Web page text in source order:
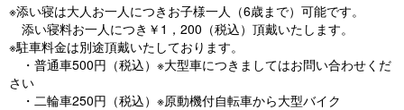
※添い寝は大人お一人につきお子様一人（6歳まで）可能です。
添い寝料お一人につき￥1，200（税込）頂戴いたします。
※駐車料金は別途頂戴いたしております。
・普通車500円（税込）※大型車につきましてはお問い合わせくだ
さい
・二輪車250円（税込）※原動機付自転車から大型バイク